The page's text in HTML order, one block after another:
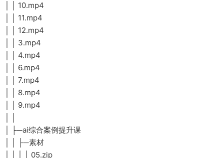
│ │ 10.mp4
│ │ 11.mp4
│ │ 12.mp4
│ │ 3.mp4
│ │ 4.mp4
│ │ 6.mp4
│ │ 7.mp4
│ │ 8.mp4
│ │ 9.mp4
│ ├─ai综合案例提升课
│ │ ├─素材
│ │ │ │ 05.zip